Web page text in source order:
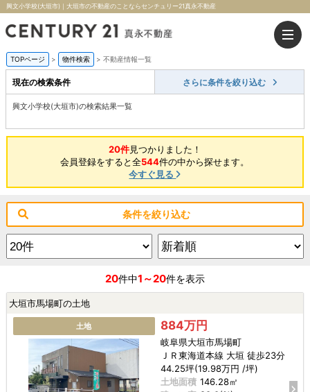
興文小学校(大垣市)｜大垣市の不動産のことならセンチュリー21真永不動産
TOPページ > 物件検索 > 不動産情報一覧
現在の検索条件 さらに条件を絞り込む
興文小学校(大垣市)の検索結果一覧
20件見つかりました！
会員登録をすると全544件の中から探せます。
今すぐ見る
条件を絞り込む
20件中1～20件を表示
大垣市馬場町の土地
土地 884万円
岐阜県大垣市馬場町
ＪＲ東海道本線 大垣 徒歩23分
44.25坪(19.98万円 /坪)
土地面積 146.28㎡